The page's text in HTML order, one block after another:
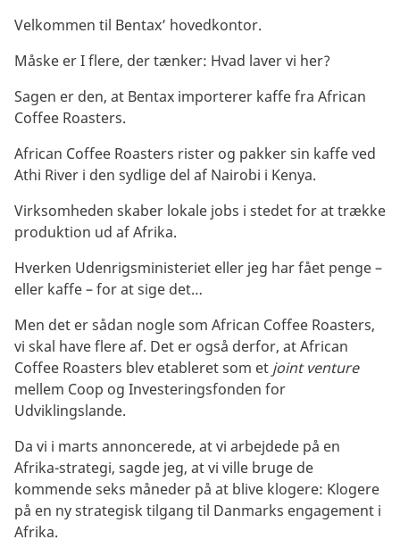
Velkommen til Bentax’ hovedkontor.
Måske er I flere, der tænker: Hvad laver vi her?
Sagen er den, at Bentax importerer kaffe fra African
Coffee Roasters.
African Coffee Roasters rister og pakker sin kaffe ved
Athi River i den sydlige del af Nairobi i Kenya.
Virksomheden skaber lokale jobs i stedet for at trække
produktion ud af Afrika.
Hverken Udenrigsministeriet eller jeg har fået penge –
eller kaffe – for at sige det…
Men det er sådan nogle som African Coffee Roasters,
vi skal have flere af. Det er også derfor, at African
Coffee Roasters blev etableret som et joint venture
mellem Coop og Investeringsfonden for
Udviklingslande.
Da vi i marts annoncerede, at vi arbejdede på en
Afrika-strategi, sagde jeg, at vi ville bruge de
kommende seks måneder på at blive klogere: Klogere
på en ny strategisk tilgang til Danmarks engagement i
Afrika.